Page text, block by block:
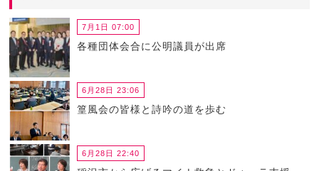
7月1日 07:00
各種団体会合に公明議員が出席
6月28日 23:06
篁風会の皆様と詩吟の道を歩む
6月28日 22:40